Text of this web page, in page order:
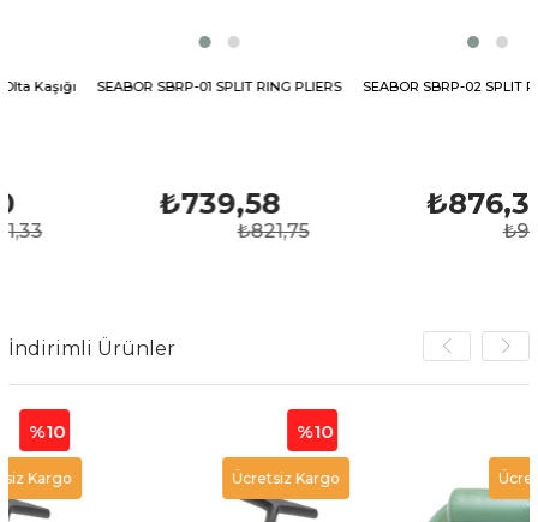
SEABOR SBRP-01 SPLIT RING PLIERS
₺739,58
₺821,75
SEABOR SBRP-02 SPLIT RING
₺876,38
₺973,75
İndirimli Ürünler
Ücretsiz Kargo Ücretsiz